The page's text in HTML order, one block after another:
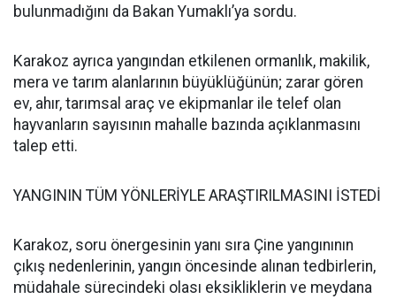
bulunmadığını da Bakan Yumaklı’ya sordu.
Karakoz ayrıca yangından etkilenen ormanlık, makilik,
mera ve tarım alanlarının büyüklüğünün; zarar gören
ev, ahır, tarımsal araç ve ekipmanlar ile telef olan
hayvanların sayısının mahalle bazında açıklanmasını
talep etti.
YANGININ TÜM YÖNLERİYLE ARAŞTIRILMASINI İSTEDİ
Karakoz, soru önergesinin yanı sıra Çine yangınının
çıkış nedenlerinin, yangın öncesinde alınan tedbirlerin,
müdahale sürecindeki olası eksikliklerin ve meydana